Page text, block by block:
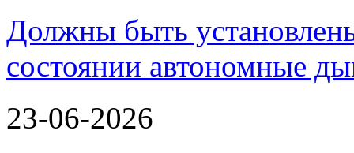
Должны быть
состоянии автономные
23-06-2026